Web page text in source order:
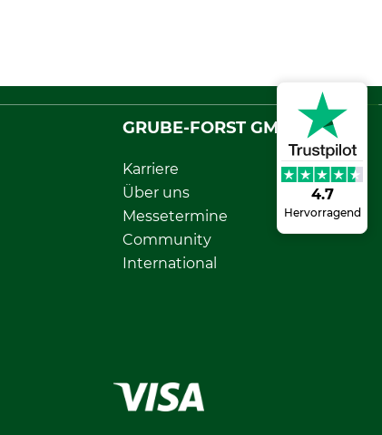
4.7
Hervorragend
GRUBE-FORST GMBH
Karriere
Über uns
Messetermine
Community
International